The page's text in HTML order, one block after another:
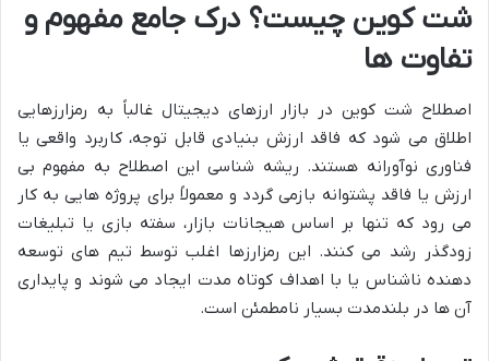
شت کوین چیست؟ درک جامع مفهوم و
تفاوت ها
اصطلاح شت کوین در بازار ارزهای دیجیتال غالباً به رمزارزهایی
اطلاق می شود که فاقد ارزش بنیادی قابل توجه، کاربرد واقعی یا
فناوری نوآورانه هستند. ریشه شناسی این اصطلاح به مفهوم بی
ارزش یا فاقد پشتوانه بازمی گردد و معمولاً برای پروژه هایی به کار
می رود که تنها بر اساس هیجانات بازار، سفته بازی یا تبلیغات
زودگذر رشد می کنند. این رمزارزها اغلب توسط تیم های توسعه
دهنده ناشناس یا با اهداف کوتاه مدت ایجاد می شوند و پایداری
آن ها در بلندمدت بسیار نامطمئن است.